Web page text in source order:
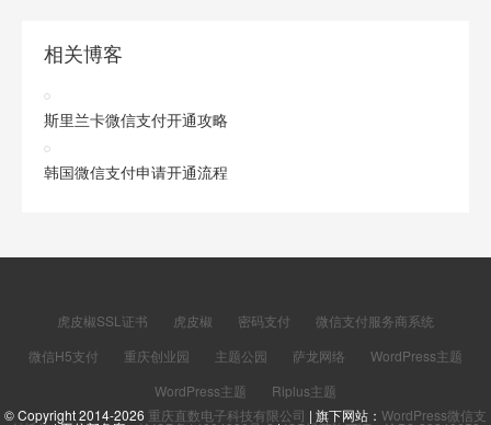
相关博客
斯里兰卡微信支付开通攻略
韩国微信支付申请开通流程
虎皮椒SSL证书 虎皮椒 密码支付
微信支付服务商系统
微信H5支付
重庆创业园 主题公园 萨龙网络
WordPress主题
WordPress主题
Riplus主题
© Copyright 2014-2026 重庆直数电子科技有限公司 | 旗下网站： WordPress微信支